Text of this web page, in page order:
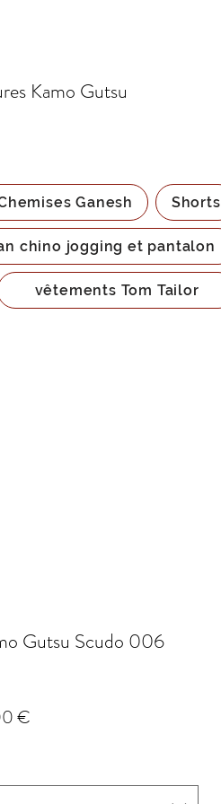
Kamo Gutsu
Ganesh Shorts
chino jogging et pantalon
vêtements Tom Tailor
Gutsu Scudo 006
€